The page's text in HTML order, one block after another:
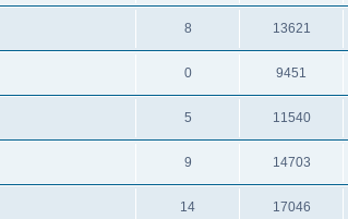
8 13621
0 9451
5 11540
9 14703
14 17046